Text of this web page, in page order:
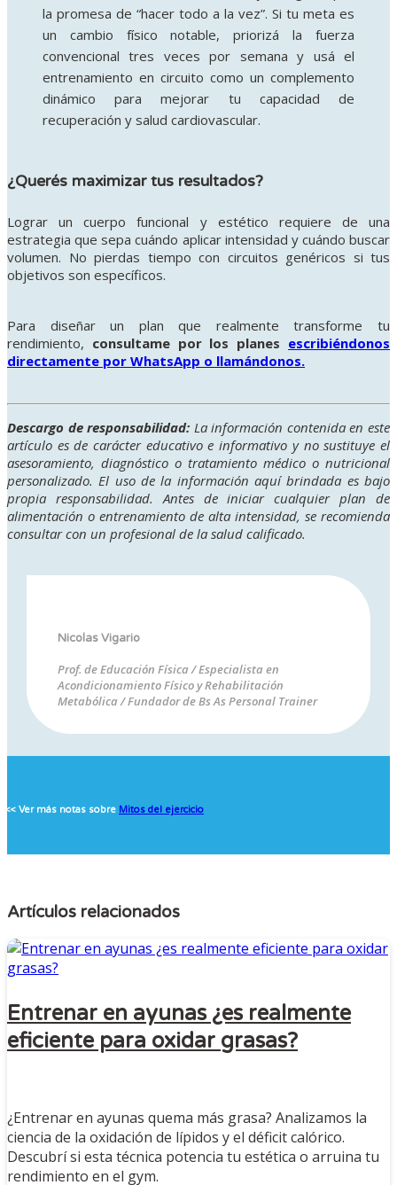
la promesa de “hacer todo a la vez”. Si tu meta es
un cambio físico notable, priorizá la fuerza
convencional tres veces por semana y usá el
entrenamiento en circuito como un complemento
dinámico para mejorar tu capacidad de
recuperación y salud cardiovascular.
¿Querés maximizar tus resultados?
Lograr un cuerpo funcional y estético requiere de una
estrategia que sepa cuándo aplicar intensidad y cuándo buscar
volumen. No pierdas tiempo con circuitos genéricos si tus
objetivos son específicos.
Para diseñar un plan que realmente transforme tu
rendimiento, consultame por los planes escribiéndonos
directamente por WhatsApp o llamándonos.
Descargo de responsabilidad: La información contenida en este
artículo es de carácter educativo e informativo y no sustituye el
asesoramiento, diagnóstico o tratamiento médico o nutricional
personalizado. El uso de la información aquí brindada es bajo
propia responsabilidad. Antes de iniciar cualquier plan de
alimentación o entrenamiento de alta intensidad, se recomienda
consultar con un profesional de la salud calificado.
Nicolas Vigario
Prof. de Educación Física / Especialista en
Acondicionamiento Físico y Rehabilitación
Metabólica / Fundador de Bs As Personal Trainer
<< Ver más notas sobre Mitos del ejercicio
Artículos relacionados
Entrenar en ayunas ¿es realmente
eficiente para oxidar grasas?
¿Entrenar en ayunas quema más grasa? Analizamos la
ciencia de la oxidación de lípidos y el déficit calórico.
Descubrí si esta técnica potencia tu estética o arruina tu
rendimiento en el gym.